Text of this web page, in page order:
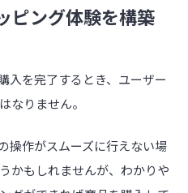
ピング体験を構築
を完了するとき、ユーザー
なりません。
操作がスムーズに行えない場
かもしれませんが、わかりや